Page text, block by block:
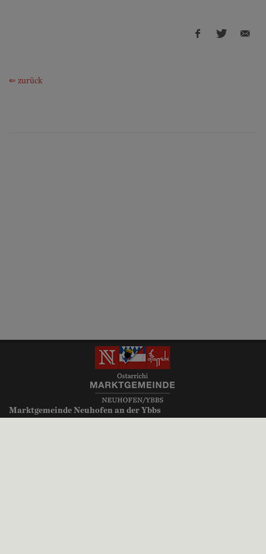
⇐ zurück
Marktgemeinde Neuhofen an der Ybbs